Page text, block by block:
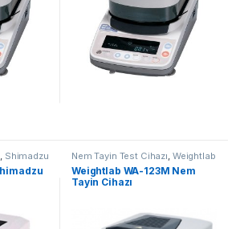
, Shimadzu Nem Tayin Test Cihazı, Weightlab
Nem Tayin Cihazları
Weightlab WA-123M Nem
Tayin Cihazı